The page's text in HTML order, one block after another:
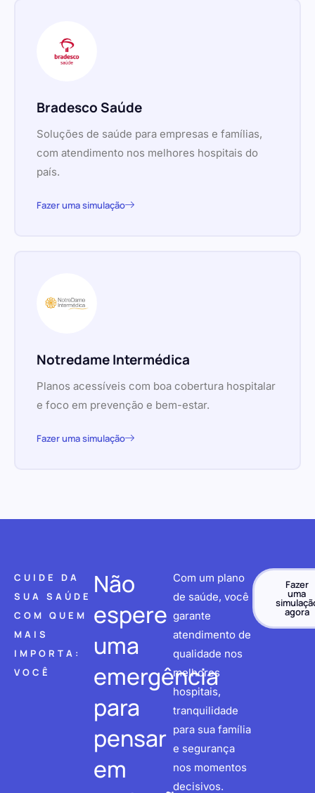
Bradesco Saúde
Soluções de saúde para empresas e famílias,
com atendimento nos melhores hospitais do
país.
Fazer uma simulação
Notredame Intermédica
Planos acessíveis com boa cobertura hospitalar
e foco em prevenção e bem-estar.
Fazer uma simulação
CUIDE DA
SUA SAÚDE
COM QUEM
MAIS
IMPORTA:
VOCÊ
Não
espere
uma
emergência
para
pensar
em
Com um plano
de saúde, você
garante
atendimento de
qualidade nos
melhores
hospitais,
tranquilidade
para sua família
e segurança
nos momentos
decisivos.
Fazer
uma
agora